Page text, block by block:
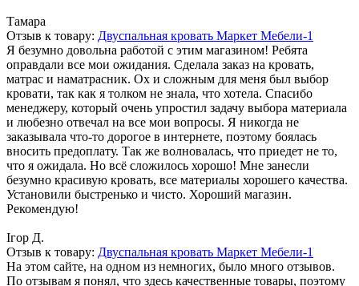
Тамара
Отзыв к товару: Двуспальная кровать Маркет Мебели-1
Я безумно довольна работой с этим магазином! Ребята
оправдали все мои ожидания. Сделала заказ на кровать,
матрас и наматрасник. Ох и сложным для меня был выбор
кровати, так как я толком не знала, что хотела. Спасибо
менеджеру, который очень упростил задачу выбора материала
и любезно отвечал на все мои вопросы. Я никогда не
заказывала что-то дорогое в интернете, поэтому боялась
вносить предоплату. Так же волновалась, что приедет не то,
что я ожидала. Но всё сложилось хорошо! Мне занесли
безумно красивую кровать, все материалы хорошего качества.
Установили быстренько и чисто. Хороший магазин.
Рекомендую!
Ігор Д.
Отзыв к товару: Двуспальная кровать Маркет Мебели-1
На этом сайте, на одном из немногих, было много отзывов.
По отзывам я понял, что здесь качественные товары, поэтому